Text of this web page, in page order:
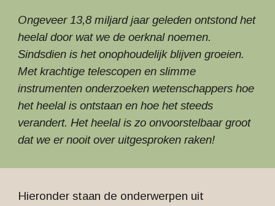
Ongeveer 13,8 miljard jaar geleden ontstond het
heelal door wat we de oerknal noemen.
Sindsdien is het onophoudelijk blijven groeien.
Met krachtige telescopen en slimme
instrumenten onderzoeken wetenschappers hoe
het heelal is ontstaan en hoe het steeds
verandert. Het heelal is zo onvoorstelbaar groot
dat we er nooit over uitgesproken raken!
Hieronder staan de onderwerpen uit